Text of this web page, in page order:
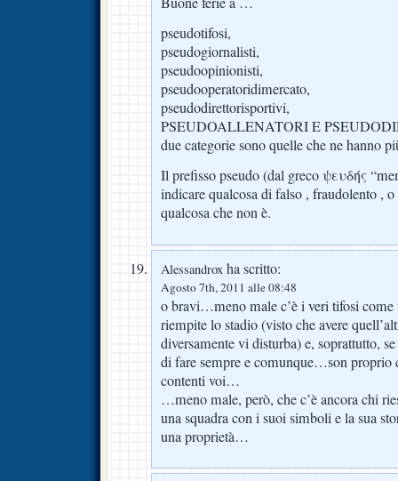
pseudotifosi,
pseudogiornalisti,
pseudoopinionisti,
pseudooperatoridimercato,
pseudodirettorisportivi,
PSEUDOALLENATORI E
due categorie sono quelle che ne hanno
Il prefisso pseudo (dal greco ψευδής
indicare qualcosa di falso , fraudolento ,
qualcosa che non è.
Alessandrox ha scritto:
Agosto 7th, 2011 alle 08:48
o bravi…meno male c’è i veri tifosi
riempite lo stadio (visto che avere
diversamente vi disturba) e, soprattutto,
di fare sempre e comunque…son
contenti voi…
…meno male, però, che c’è ancora chi
una squadra con i suoi simboli e la sua
una proprietà…